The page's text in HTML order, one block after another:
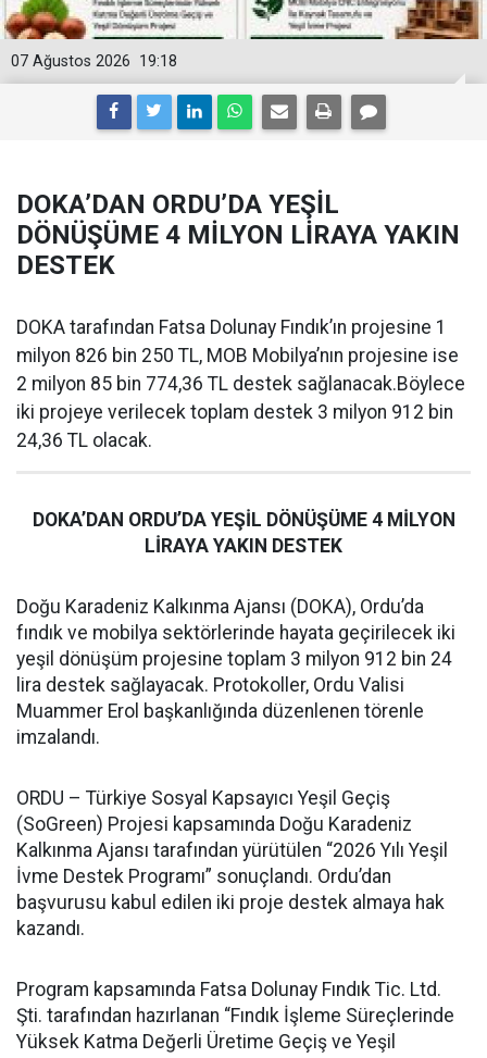
19:18
07 Ağustos 2026
DOKA’DAN ORDU’DA YEŞİL
DÖNÜŞÜME 4 MİLYON LİRAYA YAKIN
DESTEK
DOKA tarafından Fatsa Dolunay Fındık’ın projesine 1
milyon 826 bin 250 TL, MOB Mobilya’nın projesine ise
2 milyon 85 bin 774,36 TL destek sağlanacak.Böylece
iki projeye verilecek toplam destek 3 milyon 912 bin
24,36 TL olacak.
DOKA’DAN ORDU’DA YEŞİL DÖNÜŞÜME 4 MİLYON
LİRAYA YAKIN DESTEK
Doğu Karadeniz Kalkınma Ajansı (DOKA), Ordu’da
fındık ve mobilya sektörlerinde hayata geçirilecek iki
yeşil dönüşüm projesine toplam 3 milyon 912 bin 24
lira destek sağlayacak. Protokoller, Ordu Valisi
Muammer Erol başkanlığında düzenlenen törenle
imzalandı.
ORDU – Türkiye Sosyal Kapsayıcı Yeşil Geçiş
(SoGreen) Projesi kapsamında Doğu Karadeniz
Kalkınma Ajansı tarafından yürütülen “2026 Yılı Yeşil
İvme Destek Programı” sonuçlandı. Ordu’dan
başvurusu kabul edilen iki proje destek almaya hak
kazandı.
Program kapsamında Fatsa Dolunay Fındık Tic. Ltd.
Şti. tarafından hazırlanan “Fındık İşleme Süreçlerinde
Yüksek Katma Değerli Üretime Geçiş ve Yeşil